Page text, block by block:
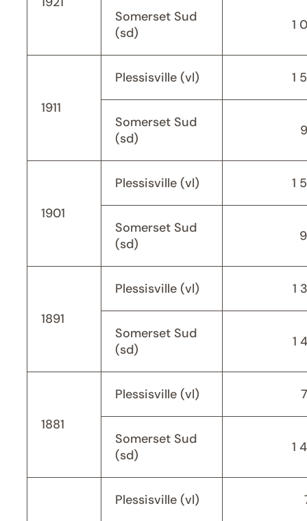
Somerset Sud
(sd)
1
1911
Plessisville (vl) 1
Somerset Sud
(sd)
1901
Plessisville (vl) 1
Somerset Sud
(sd)
1891
Plessisville (vl) 1
Somerset Sud
(sd)
1
1881
Plessisville (vl)
Somerset Sud
(sd)
1
Plessisville (vl)